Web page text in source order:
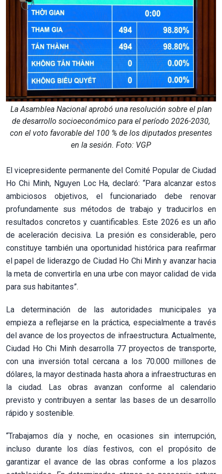
La Asamblea Nacional aprobó una resolución sobre el plan
de desarrollo socioeconómico para el período 2026-2030,
con el voto favorable del 100 % de los diputados presentes
en la sesión. Foto: VGP
El vicepresidente permanente del Comité Popular de Ciudad
Ho Chi Minh, Nguyen Loc Ha, declaró: “Para alcanzar estos
ambiciosos objetivos, el funcionariado debe renovar
profundamente sus métodos de trabajo y traducirlos en
resultados concretos y cuantificables. Este 2026 es un año
de aceleración decisiva. La presión es considerable, pero
constituye también una oportunidad histórica para reafirmar
el papel de liderazgo de Ciudad Ho Chi Minh y avanzar hacia
la meta de convertirla en una urbe con mayor calidad de vida
para sus habitantes”.
La determinación de las autoridades municipales ya
empieza a reflejarse en la práctica, especialmente a través
del avance de los proyectos de infraestructura. Actualmente,
Ciudad Ho Chi Minh desarrolla 77 proyectos de transporte,
con una inversión total cercana a los 70.000 millones de
dólares, la mayor destinada hasta ahora a infraestructuras en
la ciudad. Las obras avanzan conforme al calendario
previsto y contribuyen a sentar las bases de un desarrollo
rápido y sostenible.
“Trabajamos día y noche, en ocasiones sin interrupción,
incluso durante los días festivos, con el propósito de
garantizar el avance de las obras conforme a los plazos